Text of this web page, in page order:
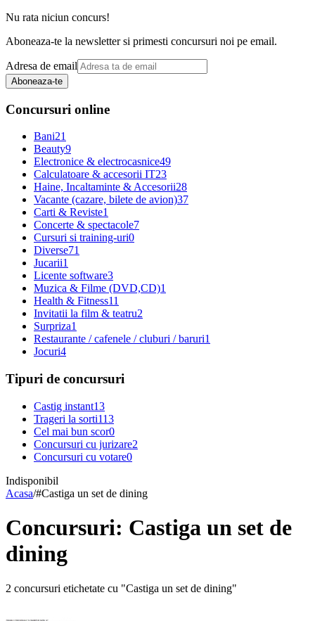
Nu rata niciun concurs!
Aboneaza-te la newsletter si primesti concursuri noi pe email.
Adresa de email
Aboneaza-te
Concursuri online
Bani21
Beauty9
Electronice & electrocasnice49
Calculatoare & accesorii IT23
Haine, Incaltaminte & Accesorii28
Vacante (cazare, bilete de avion)37
Carti & Reviste1
Concerte & spectacole7
Cursuri si training-uri0
Diverse71
Jucarii1
Licente software3
Muzica & Filme (DVD,CD)1
Health & Fitness11
Invitatii la film & teatru2
Surpriza1
Restaurante / cafenele / cluburi / baruri1
Jocuri4
Tipuri de concursuri
Castig instant13
Trageri la sorti113
Cel mai bun scor0
Concursuri cu jurizare2
Concursuri cu votare0
Indisponibil
Acasa/#Castiga un set de dining
Concursuri: Castiga un set de
dining
2 concursuri etichetate cu "Castiga un set de dining"